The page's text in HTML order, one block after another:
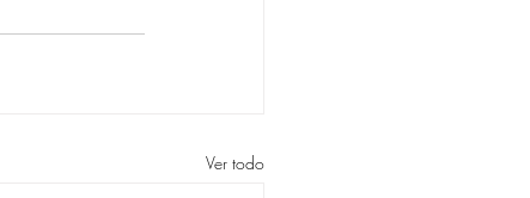
Ver todo